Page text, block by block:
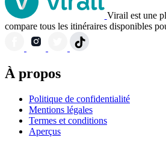
Virail est une
compare tous les itinéraires disponibles
À propos
Politique de confidentialité
Mentions légales
Termes et conditions
Aperçus